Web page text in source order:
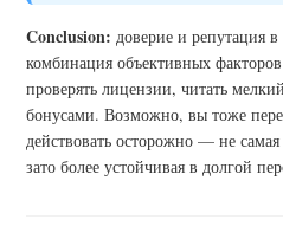
Conclusion: доверие и репутация
комбинация объективных
проверять лицензии, читать
бонусами. Возможно, вы тоже
действовать осторожно — не
зато более устойчивая в долгой